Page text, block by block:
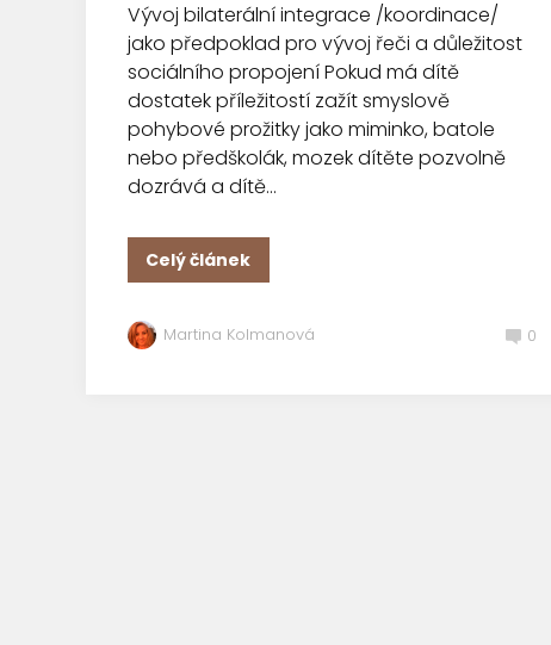
Vývoj bilaterální integrace /koordinace/
jako předpoklad pro vývoj řeči a důležitost
sociálního propojení Pokud má dítě
dostatek příležitostí zažít smyslově
pohybové prožitky jako miminko, batole
nebo předškolák, mozek dítěte pozvolně
dozrává a dítě...
Celý článek
Martina Kolmanová 0